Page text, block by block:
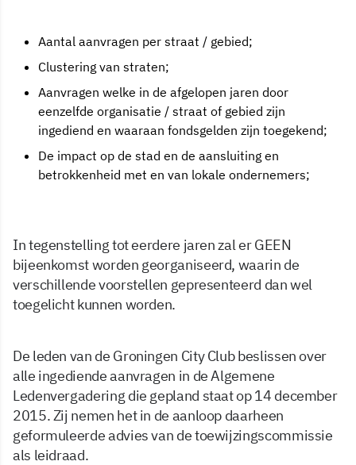
Aantal aanvragen per straat / gebied;
Clustering van straten;
Aanvragen welke in de afgelopen jaren door
eenzelfde organisatie / straat of gebied zijn
ingediend en waaraan fondsgelden zijn toegekend;
De impact op de stad en de aansluiting en
betrokkenheid met en van lokale ondernemers;
In tegenstelling tot eerdere jaren zal er GEEN
bijeenkomst worden georganiseerd, waarin de
verschillende voorstellen gepresenteerd dan wel
toegelicht kunnen worden.
De leden van de Groningen City Club beslissen over
alle ingediende aanvragen in de Algemene
Ledenvergadering die gepland staat op 14 december
2015. Zij nemen het in de aanloop daarheen
geformuleerde advies van de toewijzingscommissie
als leidraad.